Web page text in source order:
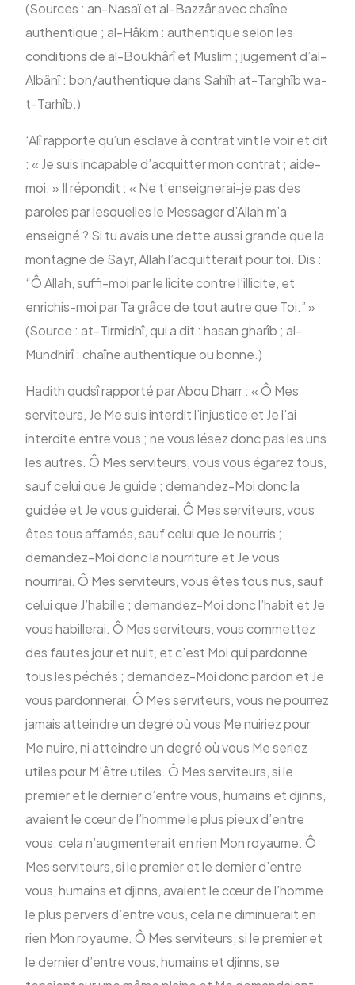
(Sources : an-Nasaï et al-Bazzâr avec chaîne
authentique ; al-Hâkim : authentique selon les
conditions de al-Boukhârî et Muslim ; jugement d’al-
Albânî : bon/authentique dans Sahîh at-Targhîb wa-
t-Tarhîb.)
‘Alî rapporte qu’un esclave à contrat vint le voir et dit
: « Je suis incapable d’acquitter mon contrat ; aide-
moi. » Il répondit : « Ne t’enseignerai-je pas des
paroles par lesquelles le Messager d’Allah m’a
enseigné ? Si tu avais une dette aussi grande que la
montagne de Sayr, Allah l’acquitterait pour toi. Dis :
“Ô Allah, suffi-moi par le licite contre l’illicite, et
enrichis-moi par Ta grâce de tout autre que Toi.” »
(Source : at-Tirmidhî, qui a dit : hasan gharîb ; al-
Mundhirî : chaîne authentique ou bonne.)
Hadith qudsî rapporté par Abou Dharr : « Ô Mes
serviteurs, Je Me suis interdit l’injustice et Je l’ai
interdite entre vous ; ne vous lésez donc pas les uns
les autres. Ô Mes serviteurs, vous vous égarez tous,
sauf celui que Je guide ; demandez-Moi donc la
guidée et Je vous guiderai. Ô Mes serviteurs, vous
êtes tous affamés, sauf celui que Je nourris ;
demandez-Moi donc la nourriture et Je vous
nourrirai. Ô Mes serviteurs, vous êtes tous nus, sauf
celui que J’habille ; demandez-Moi donc l’habit et Je
vous habillerai. Ô Mes serviteurs, vous commettez
des fautes jour et nuit, et c’est Moi qui pardonne
tous les péchés ; demandez-Moi donc pardon et Je
vous pardonnerai. Ô Mes serviteurs, vous ne pourrez
jamais atteindre un degré où vous Me nuiriez pour
Me nuire, ni atteindre un degré où vous Me seriez
utiles pour M’être utiles. Ô Mes serviteurs, si le
premier et le dernier d’entre vous, humains et djinns,
avaient le cœur de l’homme le plus pieux d’entre
vous, cela n’augmenterait en rien Mon royaume. Ô
Mes serviteurs, si le premier et le dernier d’entre
vous, humains et djinns, avaient le cœur de l’homme
le plus pervers d’entre vous, cela ne diminuerait en
rien Mon royaume. Ô Mes serviteurs, si le premier et
le dernier d’entre vous, humains et djinns, se